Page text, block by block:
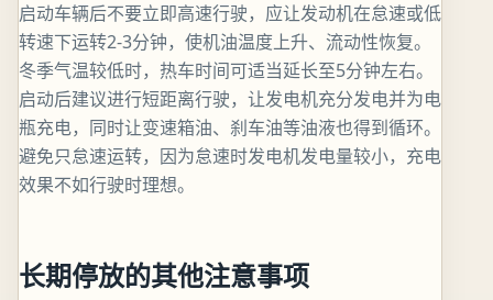
启动车辆后不要立即高速行驶，应让发动机在怠速或低
转速下运转2-3分钟，使机油温度上升、流动性恢复。
冬季气温较低时，热车时间可适当延长至5分钟左右。
启动后建议进行短距离行驶，让发电机充分发电并为电
瓶充电，同时让变速箱油、刹车油等油液也得到循环。
避免只怠速运转，因为怠速时发电机发电量较小，充电
效果不如行驶时理想。
长期停放的其他注意事项